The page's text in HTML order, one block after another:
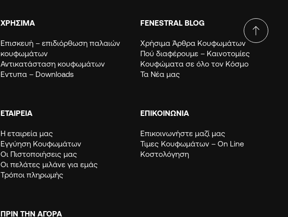
ΧΡΗΣΙΜΑ
Eπισκευή – επιδιόρθωση παλαιών
κουφωμάτων
Αντικατάσταση κουφωμάτων
Εντυπα – Downloads
ΕΤΑΙΡΕΙΑ
Η εταιρεία μας
Εγγύηση Κουφωμάτων
Οι Πιστοποιήσεις μας
Οι πελάτες μιλάνε για εμάς
Τρόποι πληρωμής
ΠΡΙΝ ΤΗΝ ΑΓΟΡΑ
FENESTRAL BLOG
Χρήσιμα Άρθρα Κουφωμάτων
Πού διαφέρουμε – Καινοτομίες
Κουφώματα σε όλο τον Κόσμο
Τα Νέα μας
ΕΠΙΚΟΙΝΩΝΙΑ
Επικοινωνήστε μαζί μας
Τιμες Κουφωμάτων – Οn Line
Κοστολόγηση